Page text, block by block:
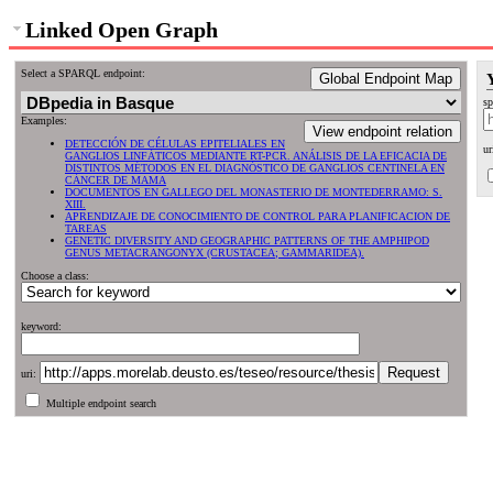
Linked Open Graph
Select a SPARQL endpoint: Global Endpoint Map
View endpoint relation
Examples:
DETECCIÓN DE CÉLULAS EPITELIALES EN
GANGLIOS LINFÁTICOS MEDIANTE RT-PCR. ANÁLISIS DE LA EFICACIA DE
DISTINTOS MÉTODOS EN EL DIAGNÓSTICO DE GANGLIOS CENTINELA EN
CÁNCER DE MAMA
DOCUMENTOS EN GALLEGO DEL MONASTERIO DE MONTEDERRAMO: S.
XIII.
APRENDIZAJE DE CONOCIMIENTO DE CONTROL PARA PLANIFICACION DE
TAREAS
GENETIC DIVERSITY AND GEOGRAPHIC PATTERNS OF THE AMPHIPOD
GENUS METACRANGONYX (CRUSTACEA; GAMMARIDEA).
Choose a class:
keyword:
uri:
Multiple endpoint search